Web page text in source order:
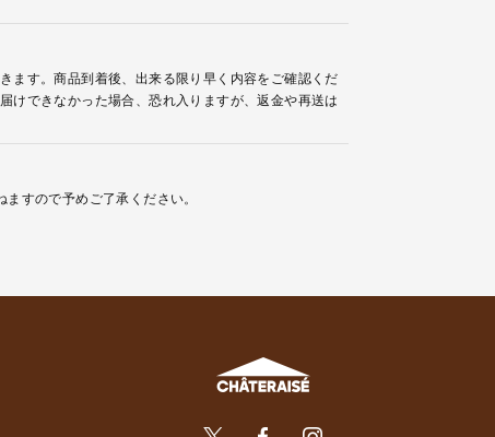
ます。商品到着後、出来る限り早く内容をご確認くだ
けできなかった場合、恐れ入りますが、返金や再送は
すので予めご了承ください。